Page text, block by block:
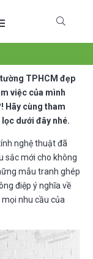
TPHCM đẹp
việc của mình
Hãy cùng tham
dưới đây nhé.
nghệ thuật đã
sắc mới cho không
mẫu tranh ghép
điệp ý nghĩa về
nhu cầu của